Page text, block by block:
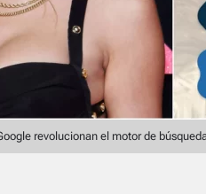
revolucionan el motor de